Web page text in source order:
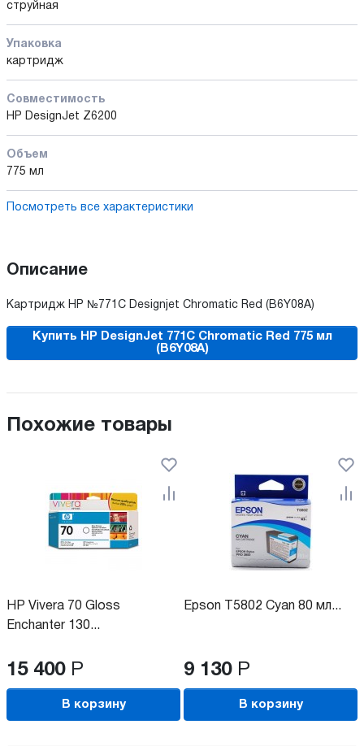
струйная
Упаковка
картридж
Совместимость
HP DesignJet Z6200
Объем
775 мл
Посмотреть все характеристики
Описание
Картридж HP №771C Designjet Chromatic Red (B6Y08A)
Купить HP DesignJet 771C Chromatic Red 775 мл
(B6Y08A)
Похожие товары
HP Vivera 70 Gloss
Enchanter 130...
15 400 Р
В корзину
Epson T5802 Cyan 80 мл...
9 130 Р
В корзину